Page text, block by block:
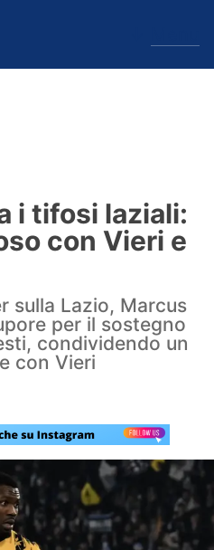
i tifosi laziali:
con Vieri e
sulla Lazio, Marcus
per il sostegno
condividendo un
con Vieri